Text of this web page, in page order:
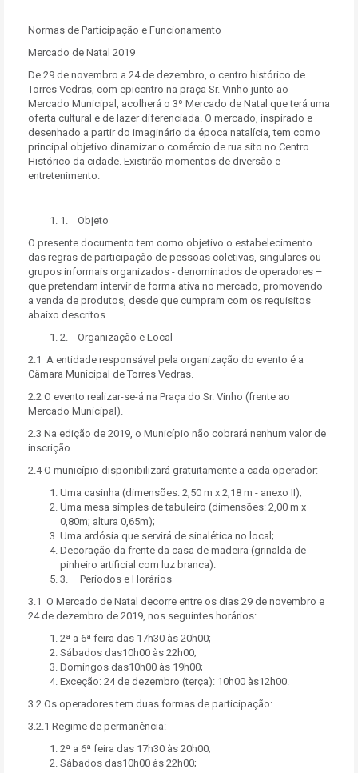
Normas de Participação e Funcionamento
Mercado de Natal 2019
De 29 de novembro a 24 de dezembro, o centro histórico de
Torres Vedras, com epicentro na praça Sr. Vinho junto ao
Mercado Municipal, acolherá o 3º Mercado de Natal que terá uma
oferta cultural e de lazer diferenciada. O mercado, inspirado e
desenhado a partir do imaginário da época natalícia, tem como
principal objetivo dinamizar o comércio de rua sito no Centro
Histórico da cidade. Existirão momentos de diversão e
entretenimento.
1. Objeto
O presente documento tem como objetivo o estabelecimento
das regras de participação de pessoas coletivas, singulares ou
grupos informais organizados - denominados de operadores –
que pretendam intervir de forma ativa no mercado, promovendo
a venda de produtos, desde que cumpram com os requisitos
abaixo descritos.
2. Organização e Local
2.1 A entidade responsável pela organização do evento é a
Câmara Municipal de Torres Vedras.
2.2 O evento realizar-se-á na Praça do Sr. Vinho (frente ao
Mercado Municipal).
2.3 Na edição de 2019, o Município não cobrará nenhum valor de
inscrição.
2.4 O município disponibilizará gratuitamente a cada operador:
Uma casinha (dimensões: 2,50 m x 2,18 m - anexo II);
Uma mesa simples de tabuleiro (dimensões: 2,00 m x
0,80m; altura 0,65m);
Uma ardósia que servirá de sinalética no local;
Decoração da frente da casa de madeira (grinalda de
pinheiro artificial com luz branca).
3. Períodos e Horários
3.1 O Mercado de Natal decorre entre os dias 29 de novembro e
24 de dezembro de 2019, nos seguintes horários:
2ª a 6ª feira das 17h30 às 20h00;
Sábados das10h00 às 22h00;
Domingos das10h00 às 19h00;
Exceção: 24 de dezembro (terça): 10h00 às12h00.
3.2 Os operadores tem duas formas de participação:
3.2.1 Regime de permanência:
2ª a 6ª feira das 17h30 às 20h00;
Sábados das10h00 às 22h00;